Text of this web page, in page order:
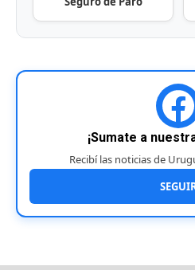
¡Sumate a
Recibí las noticias de